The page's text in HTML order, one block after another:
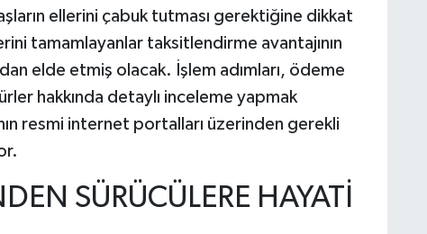
ellerini çabuk tutması gerektiğine dikkat
tamamlayanlar taksitlendirme avantajının
elde etmiş olacak. İşlem adımları, ödeme
hakkında detaylı inceleme yapmak
resmi internet portalları üzerinden gerekli
SÜRÜCÜLERE HAYATİ